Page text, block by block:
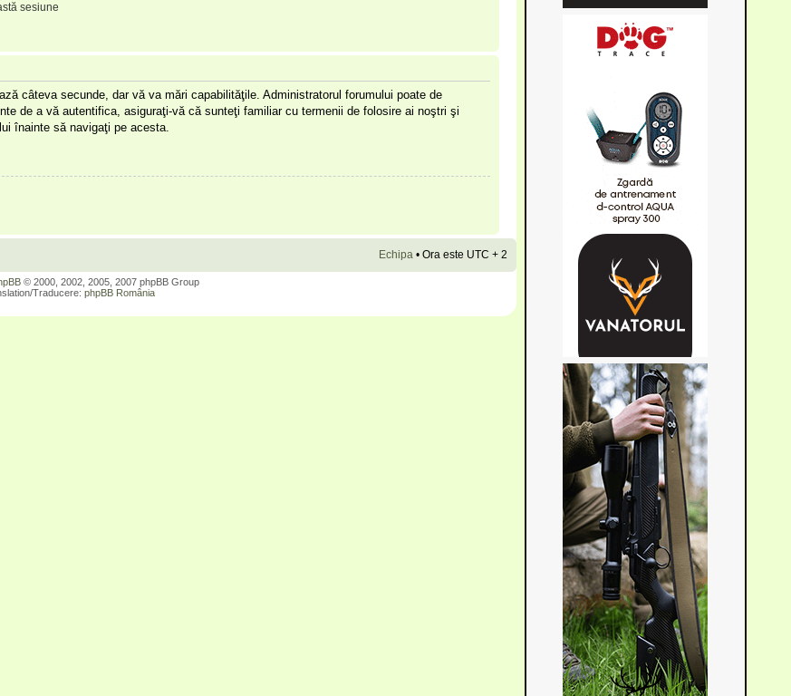
sesiune
câteva secunde, dar vă va mări capabilităţile. Administratorul forumului poate de
de a vă autentifica, asiguraţi-vă că sunteţi familiar cu termenii de folosire ai noştri şi
înainte să navigaţi pe acesta.
Echipa• Ora este UTC + 2
© 2000, 2002, 2005, 2007 phpBB Group
Traducere: phpBB România